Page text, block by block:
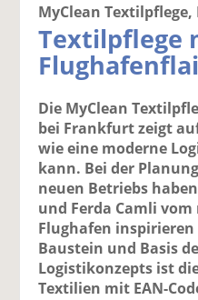
MyClean
Textilpflege
Die MyClean
bei Frankfurt zeigt
wie eine moderne
kann. Bei der
neuen Betriebs
und Ferda Camli
Flughafen
Baustein und Basis
Logistikonzepts ist
Textilien mit EAN-